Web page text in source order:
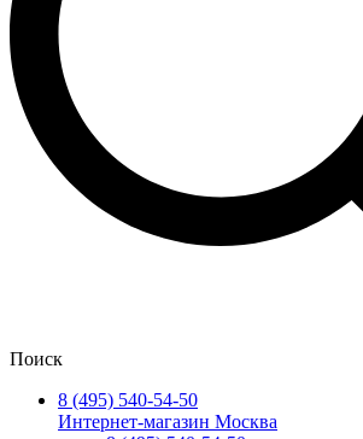
Поиск
8 (495) 540-54-50
Интернет-магазин Москва